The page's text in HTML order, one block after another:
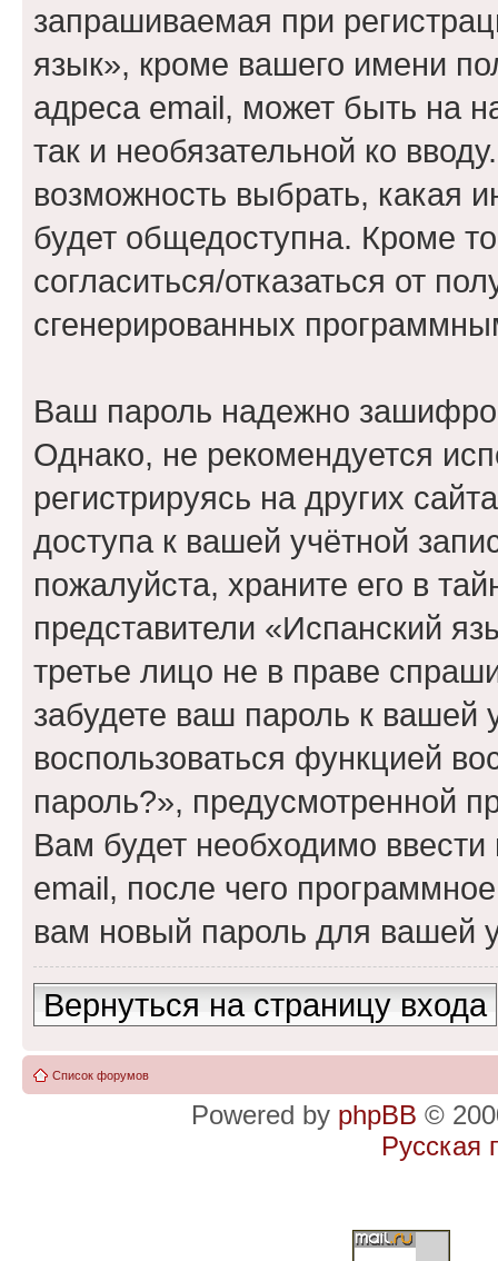
запрашиваемая при
язык», кроме вашего имени
адреса email, может быть на
так и необязательной ко
возможность выбрать, какая
будет общедоступна. Кроме
согласиться/отказаться от
сгенерированных
Ваш пароль надежно
Однако, не рекомендуется
регистрируясь на других
доступа к вашей учётной
пожалуйста, храните его в
представители «Испанский
третье лицо не в праве
забудете ваш пароль к вашей
воспользоваться функцией
пароль?», предусмотренной
Вам будет необходимо
email, после чего
вам новый пароль для вашей
Вернуться на страницу входа
Список форумов
Powered by phpBB ©
Русская